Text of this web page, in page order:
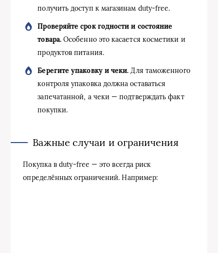
получить доступ к магазинам duty-free.
Проверяйте срок годности и состояние
товара.Особенно это касается косметики и
продуктов питания.
Берегите упаковку и чеки. Для таможенного
контроля упаковка должна оставаться
запечатанной, а чеки — подтверждать факт
покупки.
Важные случаи и ограничения
Покупка в duty-free — это всегда риск
определённых ограничений. Например: